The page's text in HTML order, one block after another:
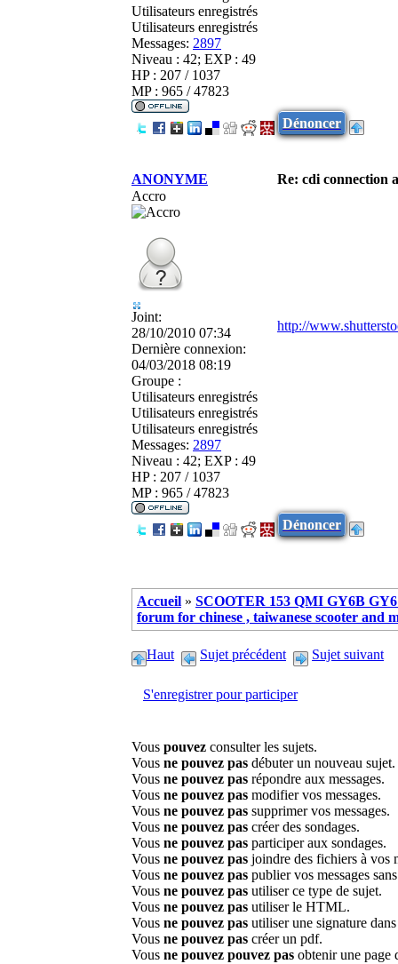
Utilisateurs enregistrés
Utilisateurs enregistrés
Messages: 2897
Niveau : 42; EXP : 49
HP : 207 / 1037
MP : 965 / 47823
Dénoncer
ANONYME
Re: cdi connection
Accro
Joint:
28/10/2010 07:34
Dernière connexion:
04/03/2018 08:19
Groupe :
Utilisateurs enregistrés
Utilisateurs enregistrés
Utilisateurs enregistrés
Messages: 2897
Niveau : 42; EXP : 49
HP : 207 / 1037
MP : 965 / 47823
http://
Dénoncer
Accueil » SCOOTER 153 QMI GY6B
forum for chinese , taiwanese scooter and
Haut Sujet précédent Sujet suivant
S'enregistrer pour participer
Vous pouvez consulter les sujets.
Vous ne pouvez pas débuter un nouveau sujet.
Vous ne pouvez pas répondre aux messages.
Vous ne pouvez pas modifier vos messages.
Vous ne pouvez pas supprimer vos messages.
Vous ne pouvez pas créer des sondages.
Vous ne pouvez pas participer aux sondages.
Vous ne pouvez pas joindre des fichiers à vos
Vous ne pouvez pas publier vos messages
Vous ne pouvez pas utiliser ce type de sujet.
Vous ne pouvez pas utiliser le HTML.
Vous ne pouvez pas utiliser une signature
Vous ne pouvez pas créer un pdf.
Vous ne pouvez pouvez pas obtenir une page